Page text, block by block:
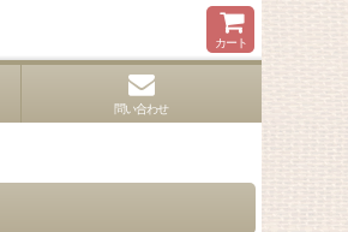
カート
問い合わせ